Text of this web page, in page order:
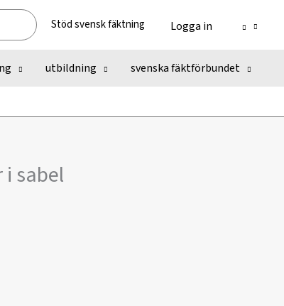
Stöd svensk fäktning Logga in
utbildning svenska fäktförbundet
i sabel